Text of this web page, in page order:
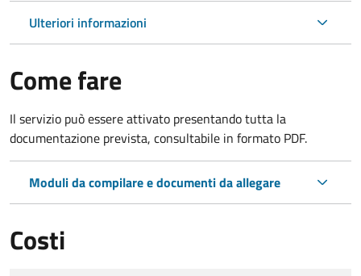
Ulteriori informazioni
Come fare
Il servizio può essere attivato presentando tutta la
documentazione prevista, consultabile in formato PDF.
Moduli da compilare e documenti da allegare
Costi